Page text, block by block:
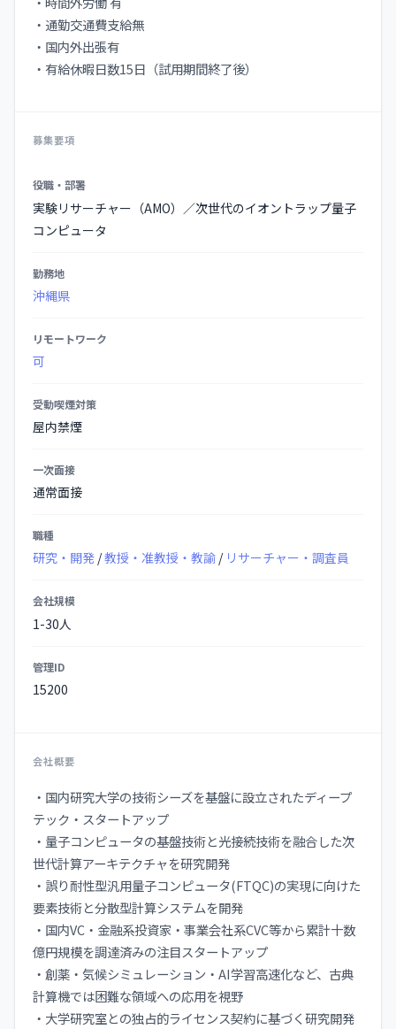
・通勤交通費支給無
・国内外出張有
・有給休暇日数15日（試用期間終了後）
募集要項
要
項
細
役職・部署
実験リサーチャー（AMO）／次世代のイオントラップ量子
コンピュータ
勤務地
沖縄県
リモートワーク
可
受動喫煙対策
屋内禁煙
一次面接
通常面接
職種
研究・開発 /教授・准教授・教諭 / リサーチャー・調査員
会社規模
1-30人
管理ID
15200
会社概要
・国内研究大学の技術シーズを基盤に設立されたディープ
テック・スタートアップ
・量子コンピュータの基盤技術と光接続技術を融合した次
世代計算アーキテクチャを研究開発
・誤り耐性型汎用量子コンピュータ(FTQC)の実現に向けた
要素技術と分散型計算システムを開発
・国内VC・金融系投資家・事業会社系CVC等から累計十数
億円規模を調達済みの注目スタートアップ
・創薬・気候シミュレーション・AI学習高速化など、古典
計算機では困難な領域への応用を視野
・大学研究室との独占的ライセンス契約に基づく研究開発